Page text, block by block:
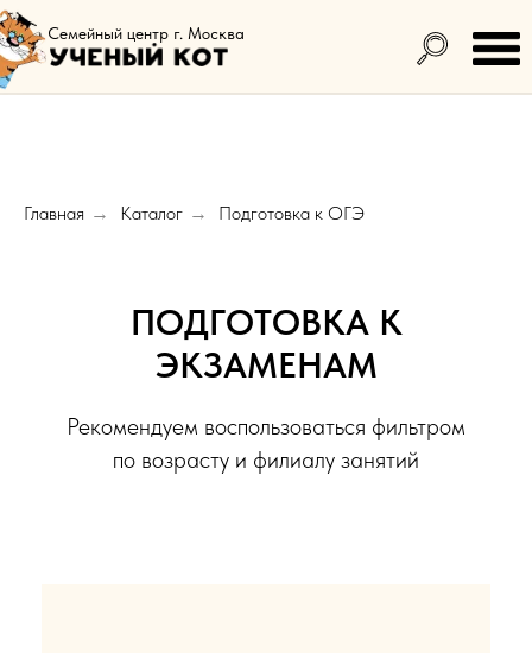
Семейный центр г. Москва
Главная → Каталог → Подготовка к ОГЭ
ПОДГОТОВКА К
ЭКЗАМЕНАМ
Рекомендуем воспользоваться фильтром
по возрасту и филиалу занятий